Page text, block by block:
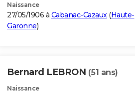
Naissance
27/05/1906 à Cabanac-Cazaux(Haute-
Garonne)
Bernard LEBRON (51 ans)
Naissance